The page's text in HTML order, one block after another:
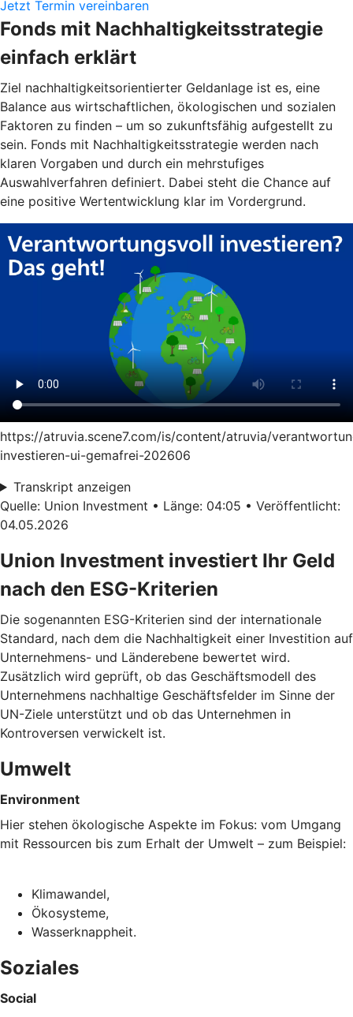
Jetzt Termin vereinbaren
Fonds mit Nachhaltigkeitsstrategie
einfach erklärt
Ziel nachhaltigkeitsorientierter Geldanlage ist es, eine
Balance aus wirtschaftlichen, ökologischen und sozialen
Faktoren zu finden – um so zukunftsfähig aufgestellt zu
sein. Fonds mit Nachhaltigkeitsstrategie werden nach
klaren Vorgaben und durch ein mehrstufiges
Auswahlverfahren definiert. Dabei steht die Chance auf
eine positive Wertentwicklung klar im Vordergrund.
https://atruvia.scene7.com/is/content/atruvia/
investieren-ui-gemafrei-202606
Transkript anzeigen
Quelle: Union Investment • Länge: 04:05 • Veröffentlicht:
04.05.2026
Union Investment investiert Ihr Geld
nach den ESG-Kriterien
Die sogenannten ESG-Kriterien sind der internationale
Standard, nach dem die Nachhaltigkeit einer Investition auf
Unternehmens- und Länderebene bewertet wird.
Zusätzlich wird geprüft, ob das Geschäftsmodell des
Unternehmens nachhaltige Geschäftsfelder im Sinne der
UN-Ziele unterstützt und ob das Unternehmen in
Kontroversen verwickelt ist.
Umwelt
Environment
Hier stehen ökologische Aspekte im Fokus: vom Umgang
mit Ressourcen bis zum Erhalt der Umwelt – zum Beispiel:
Klimawandel,
Ökosysteme,
Wasserknappheit.
Soziales
Social